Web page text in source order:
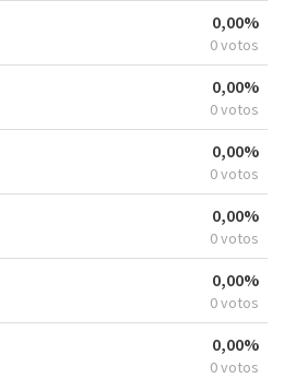
0,00%
0 votos
0,00%
0 votos
0,00%
0 votos
0,00%
0 votos
0,00%
0 votos
0,00%
0 votos